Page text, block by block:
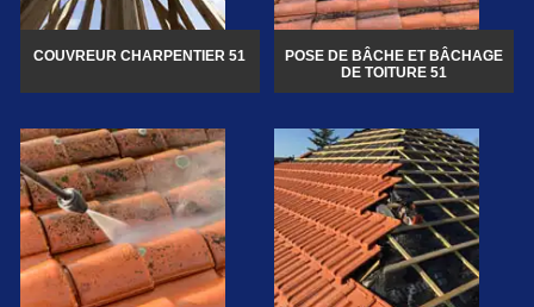
COUVREUR CHARPENTIER 51
POSE DE BÂCHE ET BÂCHAGE
DE TOITURE 51